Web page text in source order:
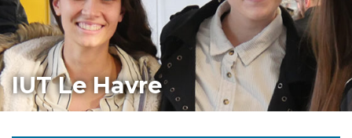
IUT Le Havre